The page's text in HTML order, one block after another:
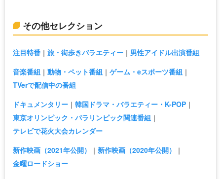
その他セレクション
注目特番 旅・街歩きバラエティー
男性アイドル出演番組
音楽番組
動物・ペット番組
ゲーム・eスポーツ番組
TVerで配信中の番組
ドキュメンタリー
韓国ドラマ・バラエティー・K-POP
東京オリンピック・パラリンピック関連番組
テレビで花火大会カレンダー
新作映画（2021年公開）
新作映画（2020年公開）
金曜ロードショー